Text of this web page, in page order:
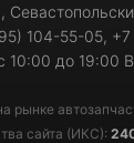
104-55-05,
10:00 до 19:00
рынке
сайта (ИКС):